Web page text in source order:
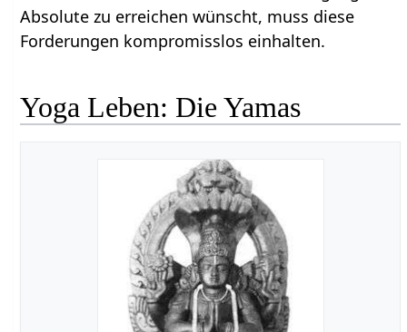
Absolute zu erreichen wünscht, muss diese
Forderungen kompromisslos einhalten.
Yoga Leben: Die Yamas